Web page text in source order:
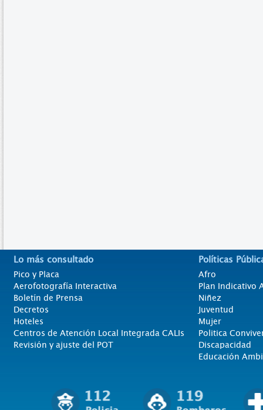
Lo más consultado
Pico y Placa
Aerofotografía Interactiva
Boletín de Prensa
Decretos
Hoteles
Centros de Atención Local Integrada CALIs
Revisión y ajuste del POT
Políticas
Afro
Plan Indicativo
Niñez
Juventud
Mujer
Politica
Discapacidad
Educación